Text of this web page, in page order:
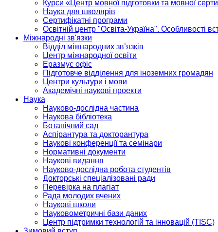
Курси «Центр мовної підготовки та мовної
Наука для школярів
Сертифікатні програми
Освітній центр "Освіта-Україна". Особливості
Міжнародні зв'язки
Відділ міжнародних зв’язків
Центр міжнародної освіти
Еразмус офіс
Підготовче відділення для іноземних громадян
Центри культури і мови
Академічні наукові проекти
Наука
Науково-дослідна частина
Наукова бібліотека
Ботанічний сад
Аспірантура та докторантура
Наукові конференції та семінари
Нормативні документи
Наукові видання
Науково-дослідна робота студентів
Докторські спеціалізовані ради
Перевірка на плагіат
Рада молодих вчених
Наукові школи
Науковометричні бази даних
Центр підтримки технологій та інновацій (TISC)